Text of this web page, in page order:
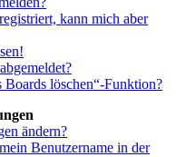
kann mich aber
löschen“-Funktion?
ändern?
Benutzername in der